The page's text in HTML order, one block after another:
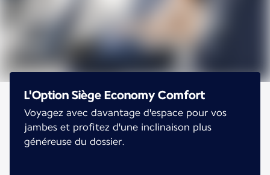
L'Option Siège Economy Comfort
Voyagez avec davantage d'espace pour vos
jambes et profitez d'une inclinaison plus
généreuse du dossier.